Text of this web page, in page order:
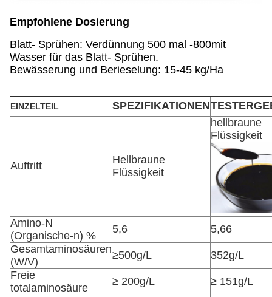
Empfohlene Dosierung
Blatt- Sprühen: Verdünnung 500 mal -800mit
Wasser für das Blatt- Sprühen.
Bewässerung und Berieselung: 15-45 kg/Ha
EINZELTEIL SPEZIFIKATIONEN
Auftritt
Hellbraune
Flüssigkeit
hellbraune
Flüssigkeit
Amino-N
(Organische-n) %
5,6
5,66
Gesamtaminosäuren
(W/V)
≥500g/L
352g/L
Freie
totalaminosäure
≥ 200g/L
≥ 151g/L